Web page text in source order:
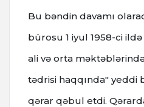
Bu bəndin davamı
bürosu 1 iyul 1958-ci
ali və orta
tədrisi haqqında" yeddi
qərar qəbul etdi.